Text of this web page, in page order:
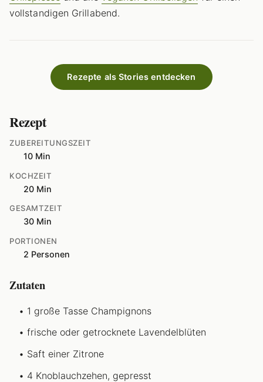
vollstandigen Grillabend.
Rezepte als Stories entdecken
Rezept
ZUBEREITUNGSZEIT
10 Min
KOCHZEIT
20 Min
GESAMTZEIT
30 Min
PORTIONEN
2 Personen
Zutaten
1 große Tasse Champignons
frische oder getrocknete Lavendelblüten
Saft einer Zitrone
4 Knoblauchzehen, gepresst